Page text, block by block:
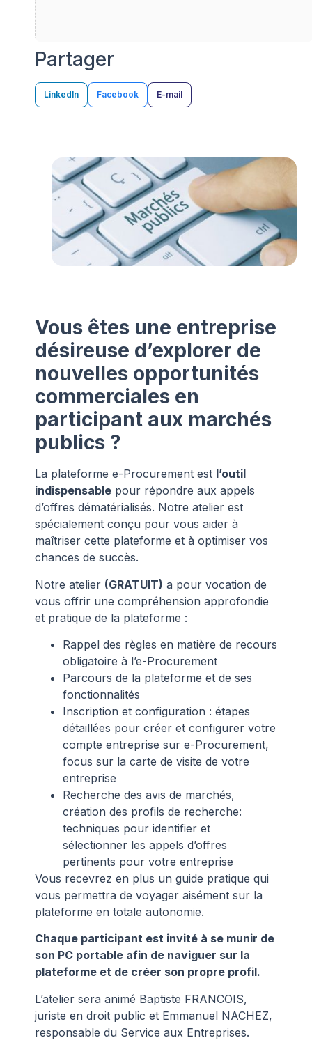
Partager
LinkedIn Facebook E-mail
Vous êtes une entreprise
désireuse d’explorer de
nouvelles opportunités
commerciales en
participant aux marchés
publics ?
La plateforme e-Procurement est l’outil
indispensable pour répondre aux appels
d’offres dématérialisés. Notre atelier est
spécialement conçu pour vous aider à
maîtriser cette plateforme et à optimiser vos
chances de succès.
Notre atelier (GRATUIT) a pour vocation de
vous offrir une compréhension approfondie
et pratique de la plateforme :
Rappel des règles en matière de recours
obligatoire à l’e-Procurement
Parcours de la plateforme et de ses
fonctionnalités
Inscription et configuration : étapes
détaillées pour créer et configurer votre
compte entreprise sur e-Procurement,
focus sur la carte de visite de votre
entreprise
Recherche des avis de marchés,
création des profils de recherche:
techniques pour identifier et
sélectionner les appels d’offres
pertinents pour votre entreprise
Vous recevrez en plus un guide pratique qui
vous permettra de voyager aisément sur la
plateforme en totale autonomie.
Chaque participant est invité à se munir de
son PC portable afin de naviguer sur la
plateforme et de créer son propre profil.
L’atelier sera animé Baptiste FRANCOIS,
juriste en droit public et Emmanuel NACHEZ,
responsable du Service aux Entreprises.